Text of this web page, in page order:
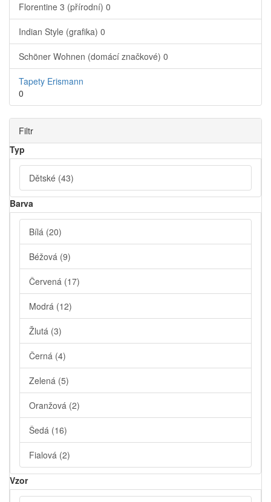
Florentine 3 (přírodní) 0
Indian Style (grafika) 0
Schöner Wohnen (domácí značkové) 0
Tapety Erismann
0
Filtr
Typ
Dětské (43)
Barva
Bílá (20)
Béžová (9)
Červená (17)
Modrá (12)
Žlutá (3)
Černá (4)
Zelená (5)
Oranžová (2)
Šedá (16)
Fialová (2)
Vzor